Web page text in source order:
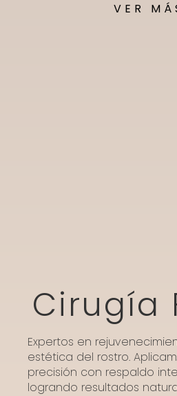
VER
Cirugía
Expertos en
estética del rostro.
precisión con respaldo
logrando resultados